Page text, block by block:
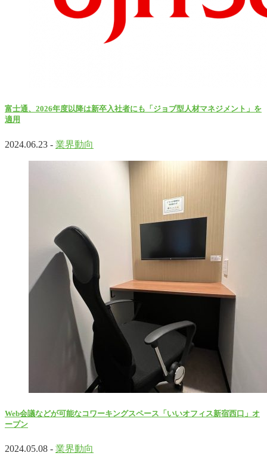
富士通、2026年度以降は新卒入社者にも「ジョブ型人材マネジメント」を
適用
2024.06.23 - 業界動向
Web会議などが可能なコワーキングスペース「いいオフィス新宿西口」オ
ープン
2024.05.08 - 業界動向